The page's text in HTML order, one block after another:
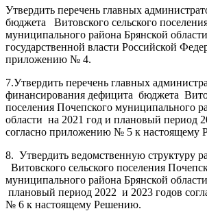
Утвердить перечень главных
бюджета Витовского сельского
муниципального района Брянской
государственной власти Российской
приложению № 4.
7.Утвердить перечень главных
финансирования дефицита бюджета
поселения Почепского муниципального
области на 2021 год и плановый период
согласно приложению № 5 к настоящему
8. Утвердить ведомственную структуру
Витовского сельского поселения
муниципального района Брянской
плановый период 2022 и 2023 годов
№ 6 к настоящему Решению.